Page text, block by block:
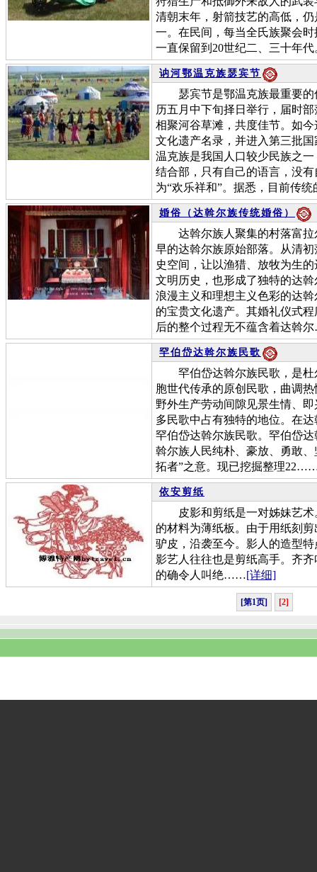
清朝末年，射箭技艺的高低，
一。在民间，每当全氏族聚会
一直保留到20世纪二、三十年
讷河鄂温克族瑟宾节
瑟宾节是鄂温克族最重要的
历五月中下旬择日举行，届时
相聚河谷草滩，共度佳节。如
文化遗产名录，并进入第三批
温克族是我国人口较少民族之
结合部，只有自己的语言，没
为“欢乐祥和”。据悉，目前传
婚俗（达斡尔族传统婚俗）
达斡尔族人聚集的村落富拉
早的达斡尔族原始部落。从清
史空间，让以渔猎、放牧为生
文明历史，也形成了独特的达
浪漫主义和理想主义色彩的达
的宝贵文化遗产。其婚礼仪式
后的整个过程无不蕴含着达斡
罕伯岱达斡尔族民歌
罕伯岱达斡尔族民歌，是杜
胞世代传承的原创民歌，曲调
野外生产劳动间隙见景生情、
多民歌中占有独特的地位。在
罕伯岱达斡尔族民歌。罕伯岱
斡尔族人民纯朴、豪放、勇敢
拓者”之意。现已挖掘整理
依安剪纸
皮影和剪纸是一对姊妹艺术
的材料为薄纸板。由于用纸刻
驴皮，沿袭至今。影人的造型
影艺人往往也是剪纸高手。齐
的确令人叫绝……[详细]
[第1页] [2]